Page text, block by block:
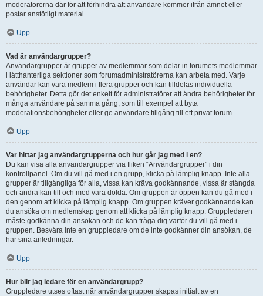
moderatorerna där för att förhindra att användare kommer ifrån ämnet eller
postar anstötligt material.
Upp
Vad är användargrupper?
Användargrupper är grupper av medlemmar som delar in forumets medlemmar
i lätthanterliga sektioner som forumadministratörerna kan arbeta med. Varje
användar kan vara medlem i flera grupper och kan tilldelas individuella
behörigheter. Detta gör det enkelt för administratörer att ändra behörigheter för
många användare på samma gång, som till exempel att byta
moderationsbehörigheter eller ge användare tillgång till ett privat forum.
Upp
Var hittar jag användargrupperna och hur går jag med i en?
Du kan visa alla användargrupper via fliken “Användargrupper” i din
kontrollpanel. Om du vill gå med i en grupp, klicka på lämplig knapp. Inte alla
grupper är tillgängliga för alla, vissa kan kräva godkännande, vissa är stängda
och andra kan till och med vara dolda. Om gruppen är öppen kan du gå med i
den genom att klicka på lämplig knapp. Om gruppen kräver godkännande kan
du ansöka om medlemskap genom att klicka på lämplig knapp. Gruppledaren
måste godkänna din ansökan och de kan fråga dig varför du vill gå med i
gruppen. Besvära inte en gruppledare om de inte godkänner din ansökan, de
har sina anledningar.
Upp
Hur blir jag ledare för en användargrupp?
Gruppledare utses oftast när användargrupper skapas initialt av en